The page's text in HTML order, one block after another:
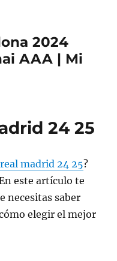
2024
AAA | Mi
24 25
madrid 24 25?
este artículo te
necesitas saber
elegir el mejor